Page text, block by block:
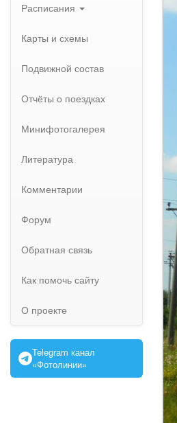
Расписания
Карты и схемы
Подвижной состав
Отчёты о поездках
Минифотогалерея
Литература
Комментарии
Форум
Обратная связь
Как помочь сайту
О проекте
Telegram канал
«Фотолинии»